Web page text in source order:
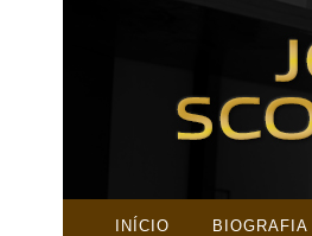
INÍCIO BIOGRAFIA